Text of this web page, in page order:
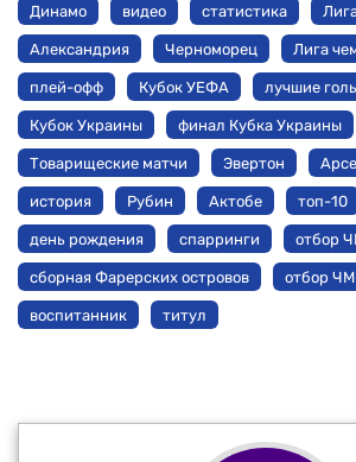
Динамо видео статистика
Александрия Черноморец Лига
плей-офф Кубок УЕФА лучшие
Кубок Украины финал Кубка Украины
Товарищеские матчи Эвертон
история Рубин Актобе топ-10
день рождения спарринги отбор
сборная Фарерских островов отбор
воспитанник титул